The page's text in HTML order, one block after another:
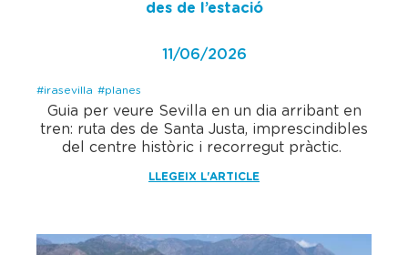
des de l’estació
11/06/2026
#irasevilla #planes
Guia per veure Sevilla en un dia arribant en
tren: ruta des de Santa Justa, imprescindibles
del centre històric i recorregut pràctic.
LLEGEIX L'ARTICLE